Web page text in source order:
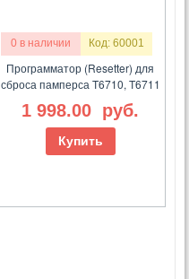
0 в наличии Код: 60001
Программатор (Resetter) для
сброса памперса T6710, T6711
1 998.00 руб.
Купить